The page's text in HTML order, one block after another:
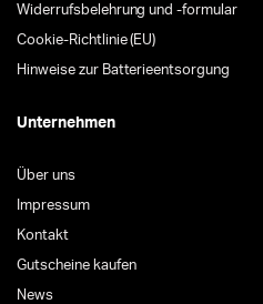
Widerrufsbelehrung und -formular
Cookie-Richtlinie (EU)
Hinweise zur Batterieentsorgung
Unternehmen
Über uns
Impressum
Kontakt
Gutscheine kaufen
News